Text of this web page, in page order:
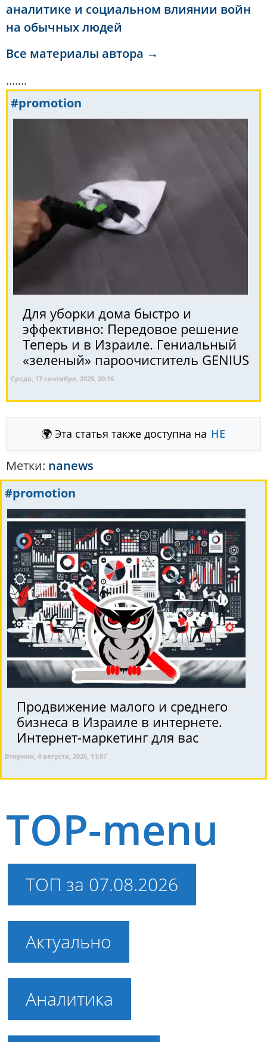
аналитике и социальном влиянии войн
на обычных людей
Все материалы автора →
.......
#promotion
Для уборки дома быстро и
эффективно: Передовое решение
Теперь и в Израиле. Гениальный
«зеленый» пароочиститель GENIUS
Среда, 17 сентября, 2025, 20:16
🌍 Эта статья также доступна на HE
Метки: nanews
#promotion
Продвижение малого и среднего
бизнеса в Израиле в интернете.
Интернет-маркетинг для вас
Вторник, 4 августа, 2026, 11:57
TOP-menu
ТОП за 07.08.2026
Актуально
Аналитика